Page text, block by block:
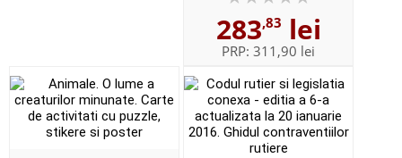
DVD and online. New 9th
Edition - Format,
Paperbac...
283,83 lei
PRP: 311,90 lei